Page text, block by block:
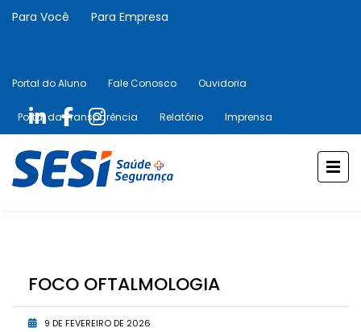
Para Você Para Empresa
Portal do Aluno Fale Conosco Ouvidoria
Portal da Transparência Relatório Imprensa
FOCO OFTALMOLOGIA
9 DE FEVEREIRO DE 2026